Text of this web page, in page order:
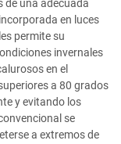
de una adecuada
en luces
permite su
invernales
en el
a 80 grados
y evitando los
se
a extremos de